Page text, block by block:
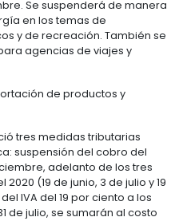
el primer ciclo, el
compañías (de todos
$849.381 millones para
mensuales. Con
cobertura a 2’419.859
Industria y Turismo en
la tercera edición
a pequeñas y
que están interesadas